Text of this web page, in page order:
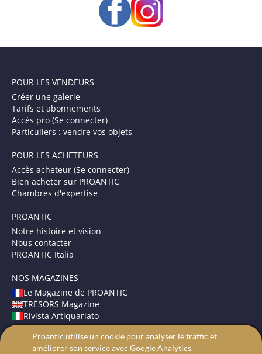
POUR LES VENDEURS
Créer une galerie
Tarifs et abonnements
Accès pro (Se connecter)
Particuliers : vendre vos objets
POUR LES ACHETEURS
Accès acheteur (Se connecter)
Bien acheter sur PROANTIC
Chambres d'expertise
PROANTIC
Notre histoire et vision
Nous contacter
PROANTIC Italia
NOS MAGAZINES
Le Magazine de PROANTIC
TRÉSORS Magazine
Rivista Artiquariato
CONDITIONS GÉNÉRALES
Proantic utilise un cookie pour analyser le traffic et
améliorer son service avec Google Analytics.